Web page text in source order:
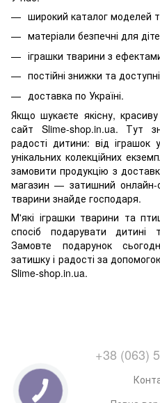
широкий каталог моделей
матеріали безпечні для
іграшки тварини з
постійні знижки та
доставка по Україні.
Якщо шукаєте якісну,
сайт Slime-shop.in.ua. Тут
радості дитини: від іграшок
унікальних колекційних
замовити продукцію з
магазин — затишний онлайн-
тварини знайде господаря.
М'які іграшки тварини та
спосіб подарувати дитині
Замовте подарунок
затишку і радості за
Slime-shop.in.ua.
+38 (063)